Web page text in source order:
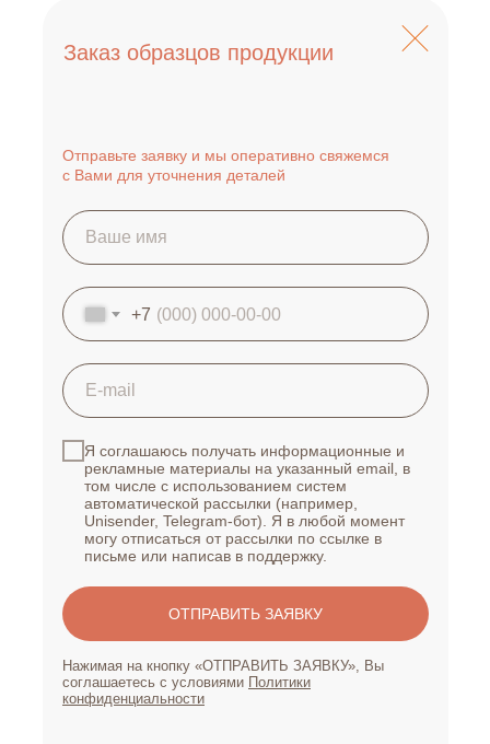
Заказ образцов продукции
Отправьте заявку и мы оперативно свяжемся
с Вами для уточнения деталей
+7
Я соглашаюсь получать информационные и
рекламные материалы на указанный email, в
том числе с использованием систем
автоматической рассылки (например,
Unisender, Telegram-бот). Я в любой момент
могу отписаться от рассылки по ссылке в
письме или написав в поддержку.
ОТПРАВИТЬ ЗАЯВКУ
Нажимая на кнопку «ОТПРАВИТЬ ЗАЯВКУ», Вы
соглашаетесь с условиями Политики
конфиденциальности